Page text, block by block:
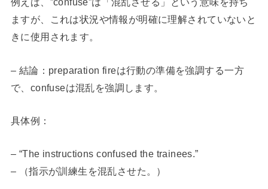
ますが、これは状況や情報が明確に理解されていないと
きに使用されます。
– 結論：preparation fireは行動の準備を強調する一方
で、confuseは混乱を強調します。
具体例：
– “The instructions confused the trainees.”
– （指示が訓練生を混乱させた。）